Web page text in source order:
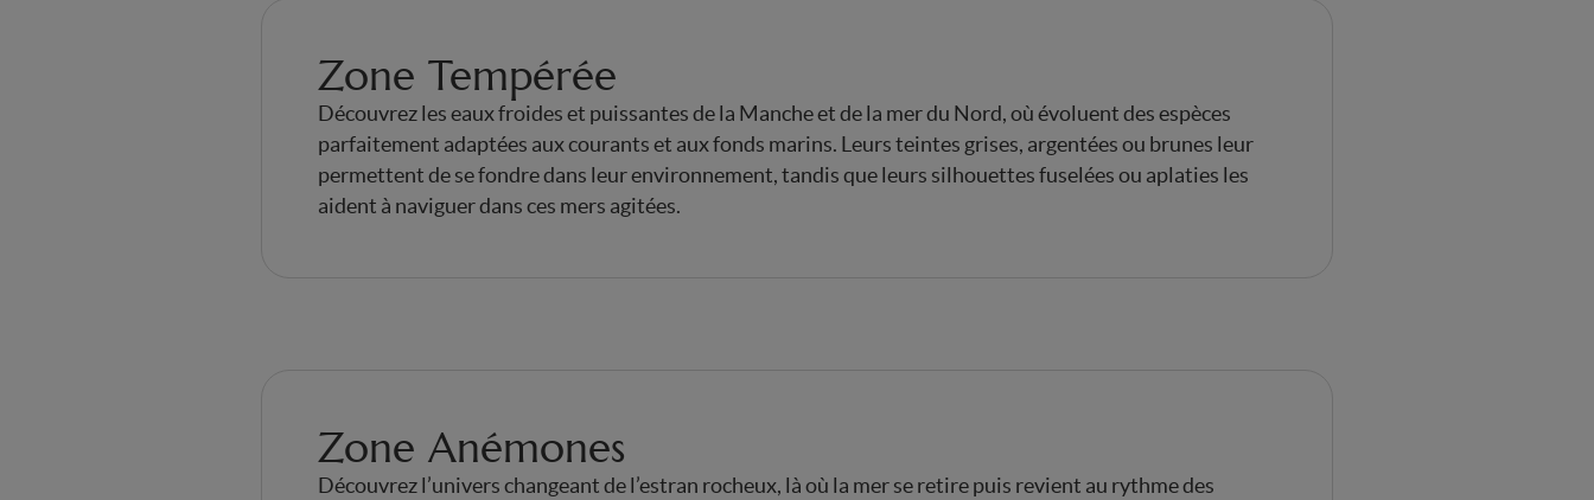
Zone Tempérée
Découvrez les eaux froides et puissantes de la Manche et de la mer du Nord, où évoluent des espèces
parfaitement adaptées aux courants et aux fonds marins. Leurs teintes grises, argentées ou brunes leur
permettent de se fondre dans leur environnement, tandis que leurs silhouettes fuselées ou aplaties les
aident à naviguer dans ces mers agitées.
Zone Anémones
Découvrez l’univers changeant de l’estran rocheux, là où la mer se retire puis revient au rythme des